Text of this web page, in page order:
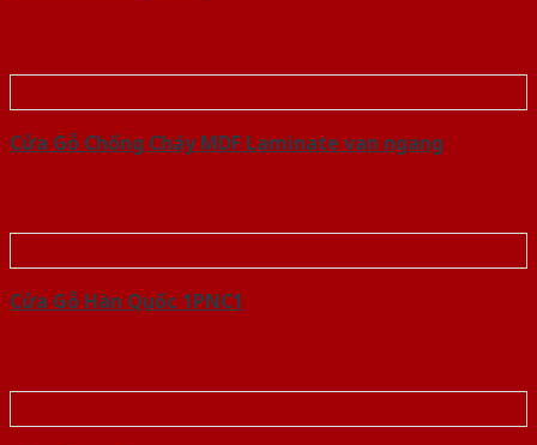
Cửa Gỗ Chống Cháy MDF Laminate van ngang
Cửa Gỗ Hàn Quốc 1PNC1